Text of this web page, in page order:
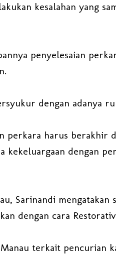
kesalahan yang
penyelesaian
dengan adanya
perkara harus berakhir
kekeluargaan dengan
Sarinandi mengatakan
dengan cara
terkait pencurian